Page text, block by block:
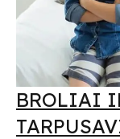
BROLIAI